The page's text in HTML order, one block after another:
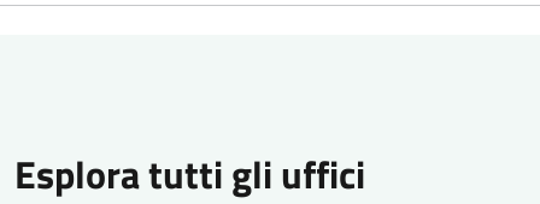
Esplora tutti gli uffici